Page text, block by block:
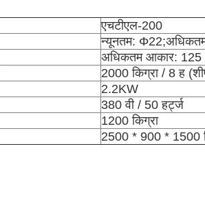
एचटीएल-200
न्यूनतम:
अधिकतम आकार: 125
2000 किग्रा / 8 ह
2.2KW
380 वी / 50 हर्ट्ज
1200 किग्रा
2500 * 900 * 1500